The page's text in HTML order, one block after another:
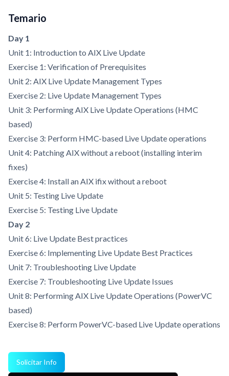
Temario
Day 1
Unit 1: Introduction to AIX Live Update
Exercise 1: Verification of Prerequisites
Unit 2: AIX Live Update Management Types
Exercise 2: Live Update Management Types
Unit 3: Performing AIX Live Update Operations (HMC
based)
Exercise 3: Perform HMC-based Live Update operations
Unit 4: Patching AIX without a reboot (installing interim
fixes)
Exercise 4: Install an AIX ifix without a reboot
Unit 5: Testing Live Update
Exercise 5: Testing Live Update
Day 2
Unit 6: Live Update Best practices
Exercise 6: Implementing Live Update Best Practices
Unit 7: Troubleshooting Live Update
Exercise 7: Troubleshooting Live Update Issues
Unit 8: Performing AIX Live Update Operations (PowerVC
based)
Exercise 8: Perform PowerVC-based Live Update operations
Solicitar Info